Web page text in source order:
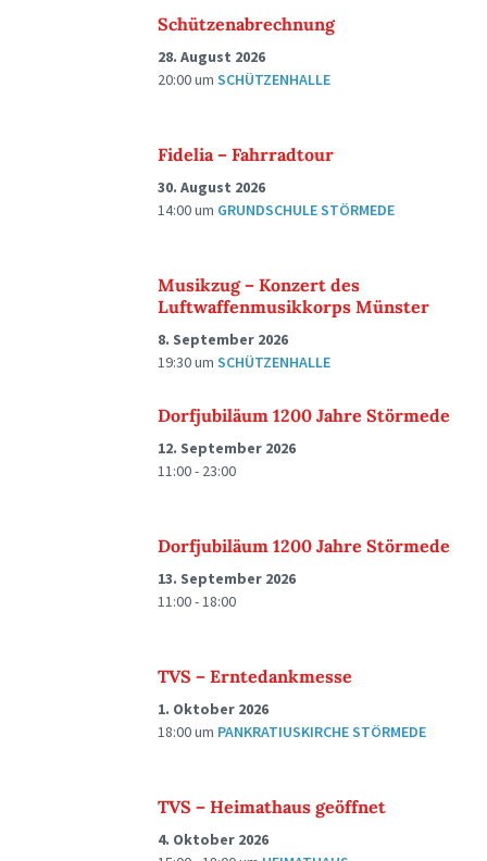
Schützenabrechnung
28. August 2026
20:00um SCHÜTZENHALLE
Fidelia – Fahrradtour
30. August 2026
14:00um GRUNDSCHULE STÖRMEDE
Musikzug – Konzert des
Luftwaffenmusikkorps Münster
8. September 2026
19:30um SCHÜTZENHALLE
Dorfjubiläum 1200 Jahre Störmede
12. September 2026
11:00 - 23:00
Dorfjubiläum 1200 Jahre Störmede
13. September 2026
11:00 - 18:00
TVS – Erntedankmesse
1. Oktober 2026
18:00um PANKRATIUSKIRCHE STÖRMEDE
TVS – Heimathaus geöffnet
4. Oktober 2026